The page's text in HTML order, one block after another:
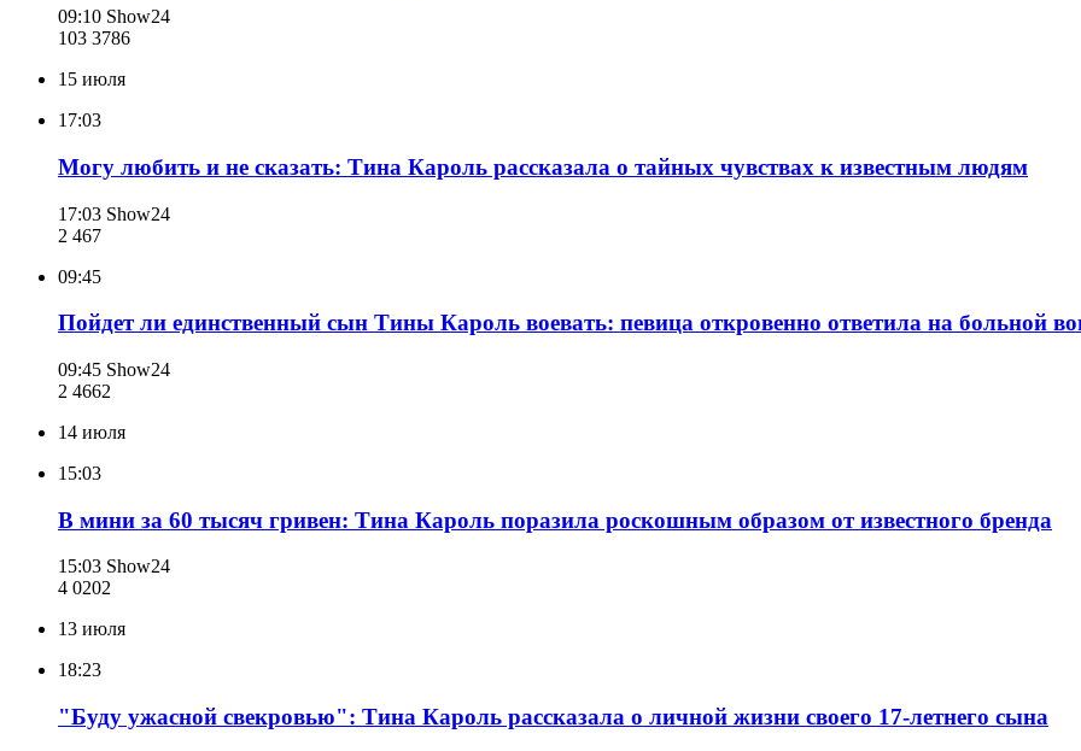
09:10 Show24
103 3786
15 июля
17:03
Могу любить и не сказать: Тина Кароль рассказала о тайных чувствах к известным людям
17:03 Show24
2 467
09:45
Пойдет ли единственный сын Тины Кароль воевать: певица откровенно ответила на больной
09:45 Show24
2 4662
14 июля
15:03
В мини за 60 тысяч гривен: Тина Кароль поразила роскошным образом от известного бренда
15:03 Show24
4 0202
13 июля
18:23
"Буду ужасной свекровью": Тина Кароль рассказала о личной жизни своего 17-летнего сына